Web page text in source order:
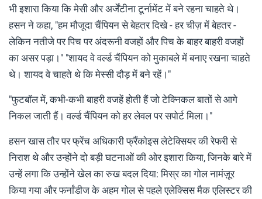
भी इशारा किया कि मेसी और अर्जेंटीना टूर्नामेंट में बने रहना चाहते थे।
हसन ने कहा, "हम मौजूदा चैंपियन से बेहतर दिखे - हर चीज़ में बेहतर -
लेकिन नतीजे पर पिच पर अंदरूनी वजहों और पिच के बाहर बाहरी वजहों
का असर पड़ा।" "शायद वे वर्ल्ड चैंपियन को मुकाबले में बनाए रखना चाहते
थे। शायद वे चाहते थे कि मेस्सी दौड़ में बने रहें।"
"फुटबॉल में, कभी-कभी बाहरी वजहें होती हैं जो टेक्निकल बातों से आगे
निकल जाती हैं। वर्ल्ड चैंपियन को हर लेवल पर सपोर्ट मिला।"
हसन खास तौर पर फ्रेंच अधिकारी फ्रैंकोइस लेटेक्सियर की रेफरी से
निराश थे और उन्होंने दो बड़ी घटनाओं की ओर इशारा किया, जिनके बारे में
उन्हें लगा कि उन्होंने खेल का रुख बदल दिया: मिस्र का गोल नामंज़ूर
किया गया और फर्नांडीज के अहम गोल से पहले एलेक्सिस मैक एलिस्टर की